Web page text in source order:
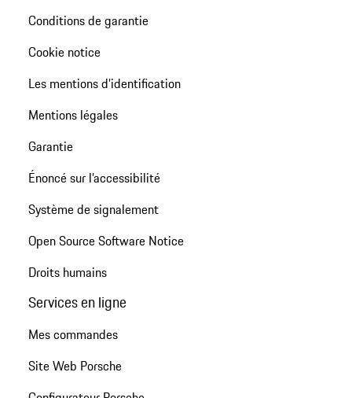
Conditions de garantie
Cookie notice
Les mentions d’identification
Mentions légales
Garantie
Énoncé sur l’accessibilité
Système de signalement
Open Source Software Notice
Droits humains
Services en ligne
Mes commandes
Site Web Porsche